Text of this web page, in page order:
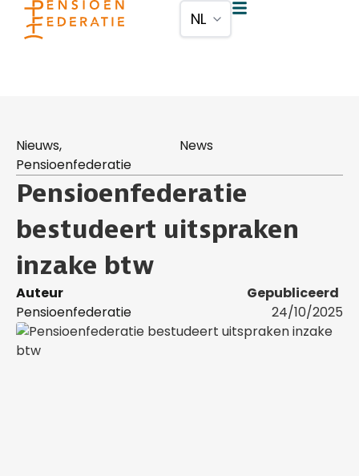
Nieuws,
Pensioenfederatie
News
Pensioenfederatie
bestudeert uitspraken
inzake btw
Auteur
Pensioenfederatie
Gepubliceerd
24/10/2025